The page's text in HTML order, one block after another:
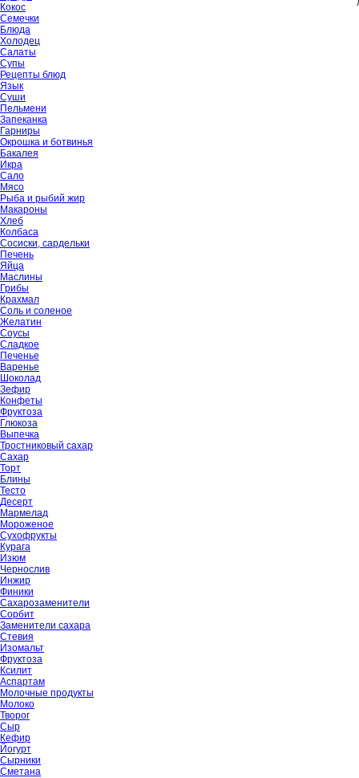
Кокос
Семечки
Блюда
Холодец
Салаты
Супы
Рецепты блюд
Язык
Суши
Пельмени
Запеканка
Гарниры
Окрошка и ботвинья
Бакалея
Икра
Сало
Мясо
Рыба и рыбий жир
Макароны
Хлеб
Колбаса
Сосиски, сардельки
Печень
Яйца
Маслины
Грибы
Крахмал
Соль и соленое
Желатин
Соусы
Сладкое
Печенье
Варенье
Шоколад
Зефир
Конфеты
Фруктоза
Глюкоза
Выпечка
Тростниковый сахар
Сахар
Торт
Блины
Тесто
Десерт
Мармелад
Мороженое
Сухофрукты
Курага
Изюм
Чернослив
Инжир
Финики
Сахарозаменители
Сорбит
Заменители сахара
Стевия
Изомальт
Фруктоза
Ксилит
Аспартам
Молочные продукты
Молоко
Творог
Сыр
Кефир
Йогурт
Сырники
Сметана